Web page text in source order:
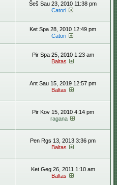
Šeš Sau 23, 2010 11:38 pm
Catori
Ket Spa 28, 2010 12:49 pm
Catori
Pir Spa 25, 2010 1:23 am
Baltas
Ant Sau 15, 2019 12:57 pm
Baltas
Pir Kov 15, 2010 4:14 pm
ragana
Pen Rgs 13, 2013 3:36 pm
Baltas
Ket Geg 26, 2011 1:10 am
Baltas